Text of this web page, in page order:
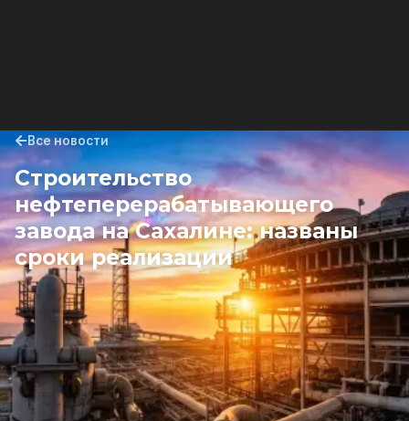
Все новости
Строительство
нефтеперерабатывающего
завода на Сахалине: названы
сроки реализации